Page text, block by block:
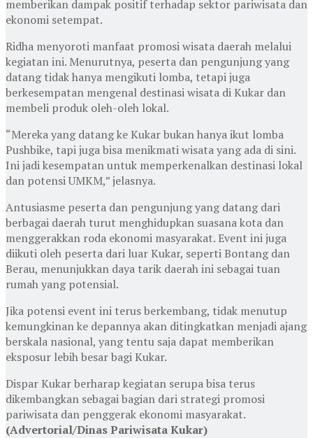
memberikan dampak positif terhadap sektor pariwisata dan
ekonomi setempat.
Ridha menyoroti manfaat promosi wisata daerah melalui
kegiatan ini. Menurutnya, peserta dan pengunjung yang
datang tidak hanya mengikuti lomba, tetapi juga
berkesempatan mengenal destinasi wisata di Kukar dan
membeli produk oleh-oleh lokal.
“Mereka yang datang ke Kukar bukan hanya ikut lomba
Pushbike, tapi juga bisa menikmati wisata yang ada di sini.
Ini jadi kesempatan untuk memperkenalkan destinasi lokal
dan potensi UMKM,” jelasnya.
Antusiasme peserta dan pengunjung yang datang dari
berbagai daerah turut menghidupkan suasana kota dan
menggerakkan roda ekonomi masyarakat. Event ini juga
diikuti oleh peserta dari luar Kukar, seperti Bontang dan
Berau, menunjukkan daya tarik daerah ini sebagai tuan
rumah yang potensial.
Jika potensi event ini terus berkembang, tidak menutup
kemungkinan ke depannya akan ditingkatkan menjadi ajang
berskala nasional, yang tentu saja dapat memberikan
eksposur lebih besar bagi Kukar.
Dispar Kukar berharap kegiatan serupa bisa terus
dikembangkan sebagai bagian dari strategi promosi
pariwisata dan penggerak ekonomi masyarakat.
(Advertorial/Dinas Pariwisata Kukar)